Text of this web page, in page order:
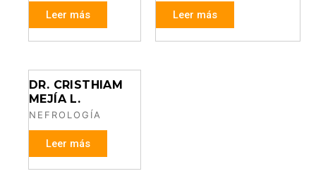
Leer más Leer más
DR. CRISTHIAM
MEJÍA L.
NEFROLOGÍA
Leer más